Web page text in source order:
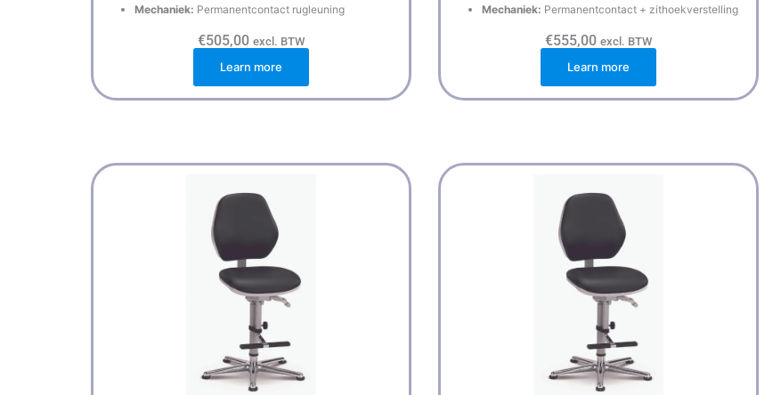
Mechaniek: Permanentcontact rugleuning
€505,00 excl. BTW
Learn more
Mechaniek: Permanentcontact + zithoekverstelling
€555,00 excl. BTW
Learn more